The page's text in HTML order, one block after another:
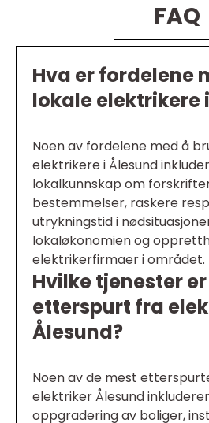
FAQ
Hva er fordelene
lokale elektrikere
Noen av fordelene med å
elektrikere i Ålesund
lokalkunnskap om
bestemmelser, raskere
utrykningstid i
lokaløkonomien og
elektrikerfirmaer i området.
Hvilke tjenester
etterspurt fra
Ålesund?
Noen av de mest
elektriker Ålesund
oppgradering av boliger,